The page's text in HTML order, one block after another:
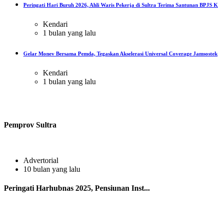
Peringati Hari Buruh 2026, Ahli Waris Pekerja di Sultra Terima Santunan BPJS
Kendari
1 bulan yang lalu
Gelar Monev Bersama Pemda, Tegaskan Akselerasi Universal Coverage Jamsostek
Kendari
1 bulan yang lalu
Pemprov Sultra
Advertorial
10 bulan yang lalu
Peringati Harhubnas 2025, Pensiunan Inst...